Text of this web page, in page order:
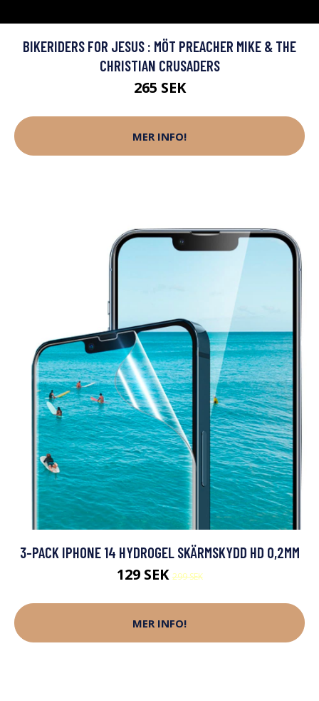
BIKERIDERS FOR JESUS : MÖT PREACHER MIKE & THE
CHRISTIAN CRUSADERS
265 SEK
MER INFO!
3-PACK IPHONE 14 HYDROGEL SKÄRMSKYDD HD 0,2MM
129 SEK299 SEK
MER INFO!